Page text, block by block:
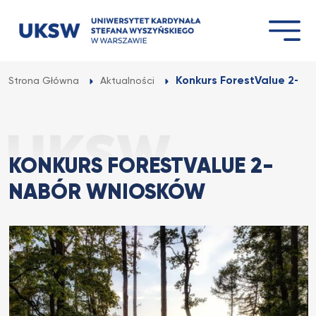
Strona Główna Aktualności Konkurs ForestValue 2-
KONKURS FORESTVALUE 2-
NABÓR WNIOSKÓW